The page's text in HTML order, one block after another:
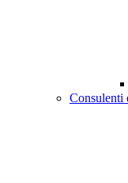
Consulenti